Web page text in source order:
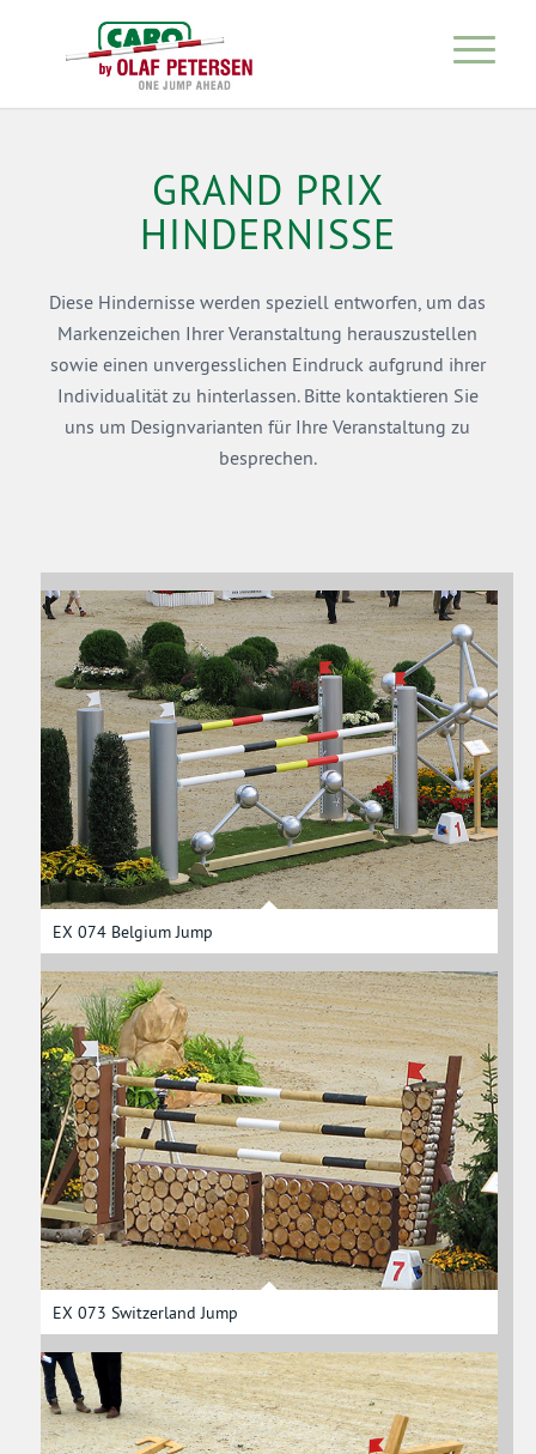
GRAND PRIX
HINDERNISSE
Diese Hindernisse werden speziell entworfen, um das
Markenzeichen Ihrer Veranstaltung herauszustellen
sowie einen unvergesslichen Eindruck aufgrund ihrer
Individualität zu hinterlassen. Bitte kontaktieren Sie
uns um Designvarianten für Ihre Veranstaltung zu
besprechen.
EX 074 Belgium Jump
EX 073 Switzerland Jump